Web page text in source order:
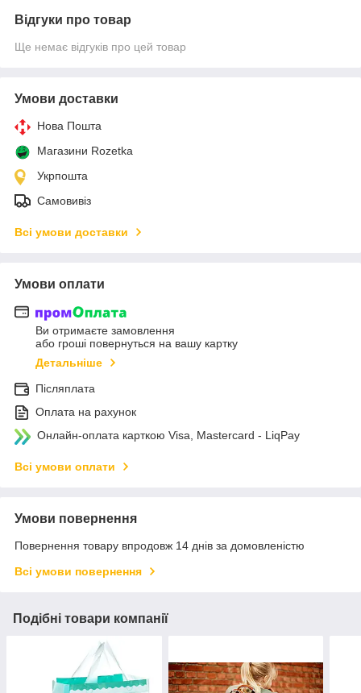
Відгуки про товар
Ще немає відгуків про цей товар
Умови доставки
Нова Пошта
Магазини Rozetka
Укрпошта
Самовивіз
Всі умови доставки
Умови оплати
Ви отримаєте замовлення
або гроші повернуться на вашу картку
Детальніше
Післяплата
Оплата на рахунок
Онлайн-оплата карткою Visa, Mastercard - LiqPay
Всі умови оплати
Умови повернення
Повернення товару впродовж 14 днів за домовленістю
Всі умови повернення
Подібні товари компанії